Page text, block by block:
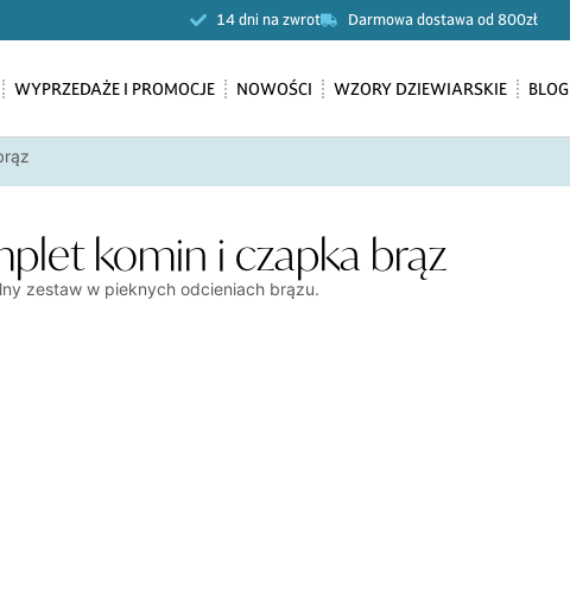
14 dni na zwrot Darmowa dostawa od 800zł
WYPRZEDAŻE I PROMOCJE NOWOŚCI WZORY DZIEWIARSKIE BLOG
komin i czapka brąz
zestaw w pieknych odcieniach brązu.